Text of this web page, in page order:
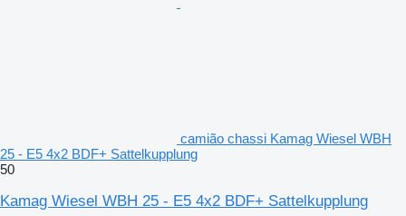
camião chassi Kamag Wiesel WBH
25 - E5 4x2 BDF+ Sattelkupplung
50
Kamag Wiesel WBH 25 - E5 4x2 BDF+ Sattelkupplung